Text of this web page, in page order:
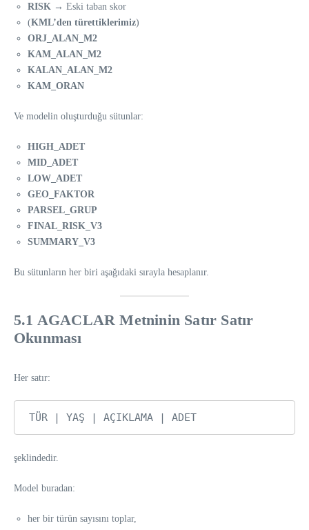
RISK → Eski taban skor
(KML’den türettiklerimiz)
ORJ_ALAN_M2
KAM_ALAN_M2
KALAN_ALAN_M2
KAM_ORAN
Ve modelin oluşturduğu sütunlar:
HIGH_ADET
MID_ADET
LOW_ADET
GEO_FAKTOR
PARSEL_GRUP
FINAL_RISK_V3
SUMMARY_V3
Bu sütunların her biri aşağıdaki sırayla hesaplanır.
5.1 AGACLAR Metninin Satır Satır
Okunması
Her satır:
şeklindedir.
Model buradan:
her bir türün sayısını toplar,